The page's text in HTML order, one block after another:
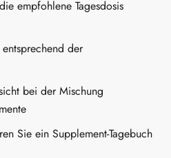
empfohlene Tagesdosis
der
bei der Mischung
Sie ein Supplement-Tagebuch